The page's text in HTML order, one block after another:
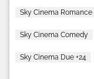
Sky Cinema Romance
Sky Cinema Comedy
Sky Cinema Due +24